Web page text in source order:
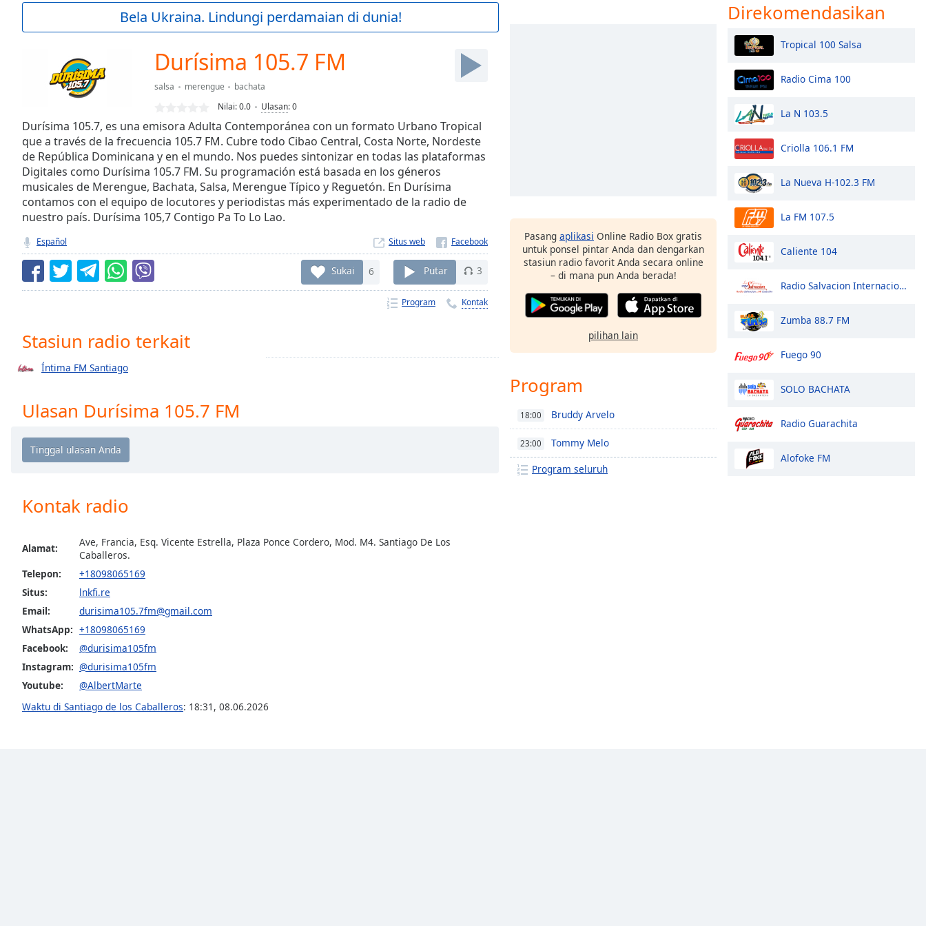
Current
TypeLIVE
Seek to
live,
currently
behind
LIVE
Remaining
Time-
Playback
Chapters
Descriptions
off,
selected
Subtitles
opens
dialog
off,
selected
Track
in-
Picture
Bela Ukraina. Lindungi perdamaian di dunia!
Durísima 105.7 FM
salsa merengue
bachata
Nilai:0.0 Ulasan:0
Durísima 105.7, es una emisora Adulta Contemporánea con un formato Urbano Tropical
que a través de la frecuencia 105.7 FM. Cubre todo Cibao Central, Costa Norte, Nordeste
de República Dominicana y en el mundo. Nos puedes sintonizar en todas las plataformas
Digitales como Durísima 105.7 FM. Su programación está basada en los géneros
musicales de Merengue, Bachata, Salsa, Merengue Típico y Reguetón. En Durísima
contamos con el equipo de locutores y periodistas más experimentado de la radio de
nuestro país. Durísima 105,7 Contigo Pa To Lo Lao.
Español Situs web
Sukai 6 Putar 3
Program Kontak
Stasiun radio terkait
Íntima FM Santiago
Ulasan Durísima 105.7 FM
Kontak radio
Alamat:
Ave, Francia, Esq. Vicente Estrella, Plaza Ponce Cordero, Mod. M4. Santiago De Los
Caballeros.
Telepon:
+18098065169
Situs:
lnkfi.re
Email:
durisima105.7fm@gmail.com
WhatsApp: +18098065169
Facebook:
@durisima105fm
Instagram: @durisima105fm
Youtube:
@AlbertMarte
Waktu di Santiago de los Caballeros: 18:31 , 08.06.2026
Pasang aplikasi Online Radio Box gratis
untuk ponsel pintar Anda dan dengarkan
stasiun radio favorit Anda secara online
– di mana pun Anda berada!
pilihan lain
Program
18:00 Bruddy Arvelo
23:00
Tommy Melo
Program seluruh
Direkomendasikan
Tropical 100 Salsa
Radio Cima 100
La N 103.5
Criolla 106.1 FM
La Nueva H-102.3 FM
La FM 107.5
Caliente 104
Radio Salvacion Internacional
Zumba 88.7 FM
Fuego 90
SOLO BACHATA
Radio Guarachita
Alofoke FM